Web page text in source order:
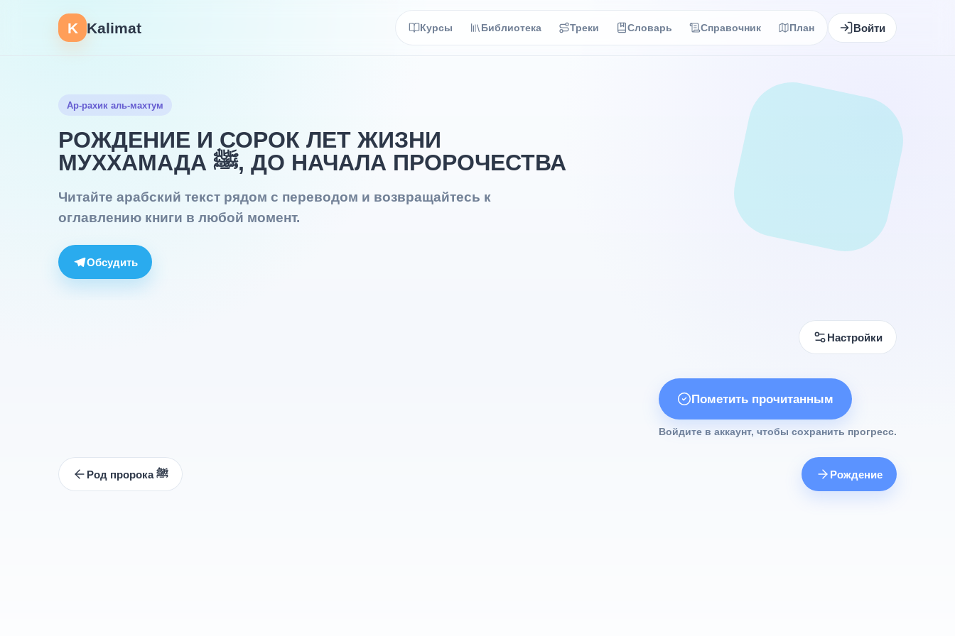
K Kalimat Курсы Библиотека Треки Словарь Справочник План Войти
Ар-рахик аль-махтум
РОЖДЕНИЕ И СОРОК ЛЕТ ЖИЗНИ
МУХХАМАДА ﷺ, ДО НАЧАЛА ПРОРОЧЕСТВА
Читайте арабский текст рядом с переводом и возвращайтесь к
оглавлению книги в любой момент.
Обсудить
Настройки
Пометить прочитанным
Войдите в аккаунт, чтобы сохранить прогресс.
Род пророка ﷺ Рождение